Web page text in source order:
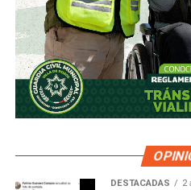
DESTACADAS 2